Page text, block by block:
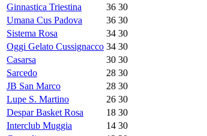
Ginnastica Triestina
36 30
Umana Cus Padova
36 30
Sistema Rosa
34 30
Oggi Gelato Cussignacco 34 30
Casarsa
30 30
Sarcedo
28 30
JB San Marco
28 30
Lupe S. Martino
26 30
Despar Basket Rosa
18 30
Interclub Muggia
14 30